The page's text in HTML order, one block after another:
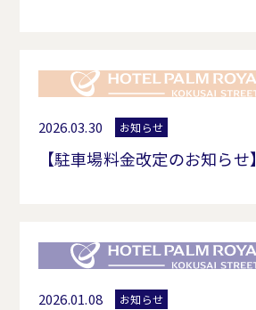
2026.03.30 お知らせ
【駐車場料金改定のお知らせ】
2026.01.08 お知らせ